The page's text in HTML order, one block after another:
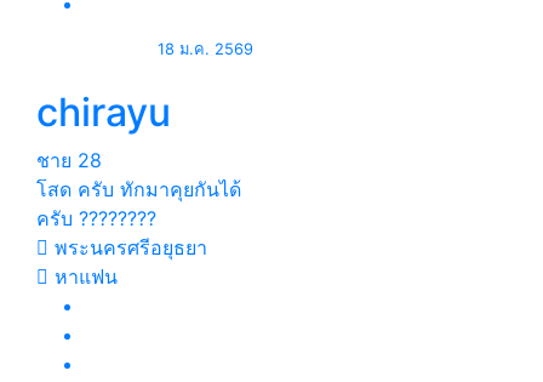
18 ม.ค. 2569
chirayu
ชาย 28
โสด ครับ ทักมาคุยกันได้
ครับ ????????
พระนครศรีอยุธยา
หาแฟน